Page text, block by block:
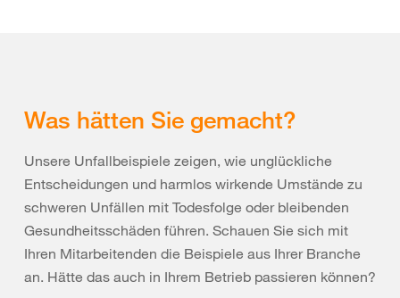
Was hätten Sie gemacht?
Unsere Unfallbeispiele zeigen, wie unglückliche
Entscheidungen und harmlos wirkende Umstände zu
schweren Unfällen mit Todesfolge oder bleibenden
Gesundheitsschäden führen. Schauen Sie sich mit
Ihren Mitarbeitenden die Beispiele aus Ihrer Branche
an. Hätte das auch in Ihrem Betrieb passieren können?